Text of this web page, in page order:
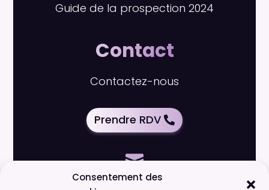
Consentement des
Guide de la prospection 2024
Contact
Contactez-nous
Prendre RDV
